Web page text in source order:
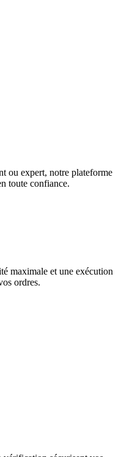
ou expert, notre plateforme
toute confiance.
maximale et une exécution
ordres.